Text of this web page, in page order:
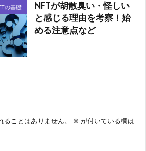
の基礎
NFTが胡散臭い・怪しい
と感じる理由を考察！始
める注意点など
ことはありません。 ※ が付いている欄は